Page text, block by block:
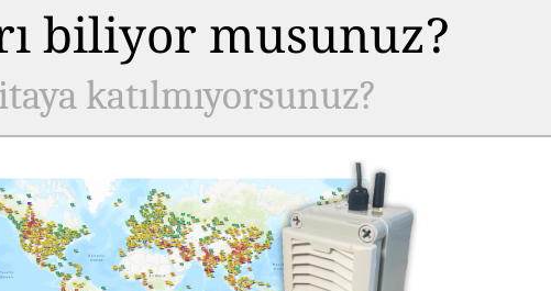
biliyor musunuz?
katılmıyorsunuz?